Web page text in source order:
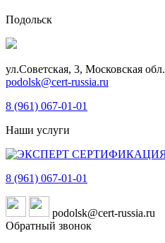
Подольск
ул.Советская, 3, Московская обл.
podolsk@cert-russia.ru
8 (961) 067-01-01
Наши услуги
8 (961) 067-01-01
podolsk@cert-russia.ru
Обратный звонок